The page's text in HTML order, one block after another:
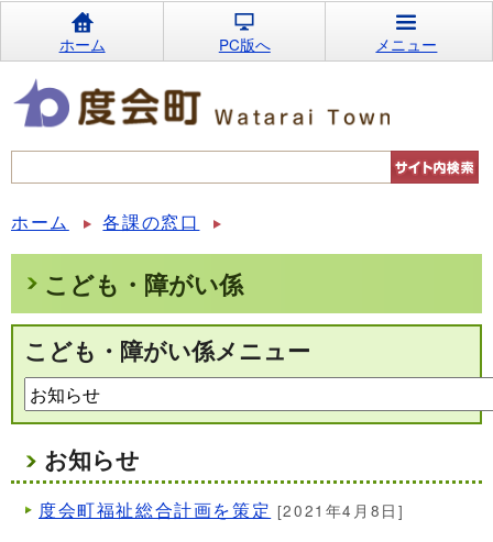
ホーム PC版へ メニュー
ホーム 各課の窓口
こども・障がい係
こども・障がい係メニュー
お知らせ
度会町福祉総合計画を策定 [2021年4月8日]